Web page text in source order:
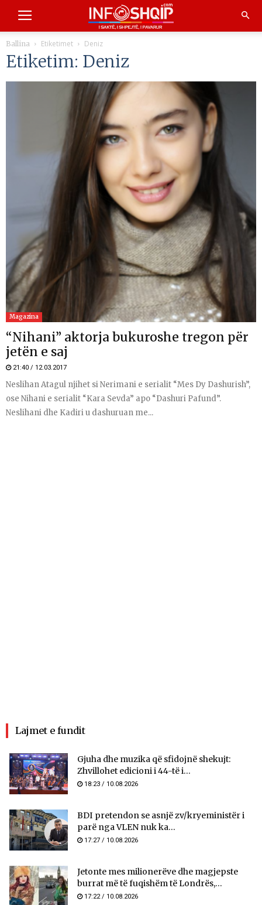
Ballina Etiketimet Deniz
Etiketim: Deniz
Magazina
“Nihani” aktorja bukuroshe tregon për
jetën e saj
21:40 / 12.03.2017
Neslihan Atagul njihet si Nerimani e serialit “Mes Dy Dashurish”,
ose Nihani e serialit “Kara Sevda” apo “Dashuri Pafund”.
Neslihani dhe Kadiri u dashuruan me...
Lajmet e fundit
Gjuha dhe muzika që sfidojnë shekujt:
Zhvillohet edicioni i 44-të i...
18:23 / 10.08.2026
BDI pretendon se asnjë zv/kryeministër i
parë nga VLEN nuk ka...
17:27 / 10.08.2026
Jetonte mes milionerëve dhe magjepste
burrat më të fuqishëm të Londrës,...
17:22 / 10.08.2026